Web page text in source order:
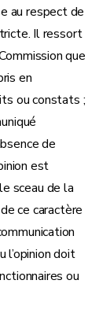
au respect de
Il ressort
que
en
ou constats ;
de
est
sceau de la
ce caractère
l’opinion doit
ou